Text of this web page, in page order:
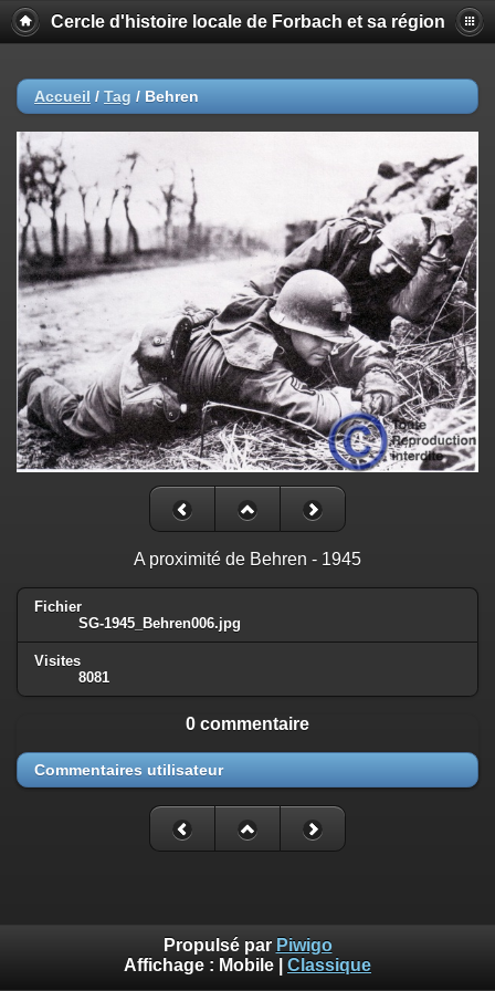
Cercle d'histoire locale de Forbach et sa région
Accueil / Tag / Behren
A proximité de Behren - 1945
Fichier
SG-1945_Behren006.jpg
Visites
8081
0 commentaire
Commentaires utilisateur
Propulsé par Piwigo
Affichage : Mobile Classique